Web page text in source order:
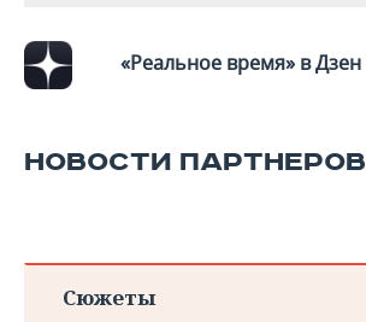
«Реальное время» в Дзен
НОВОСТИ ПАРТНЕРОВ
Сюжеты